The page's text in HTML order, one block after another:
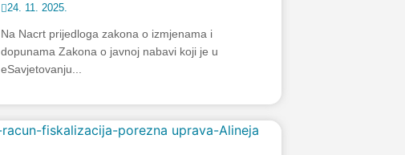
24. 11. 2025.
Na Nacrt prijedloga zakona o izmjenama i
dopunama Zakona o javnoj nabavi koji je u
eSavjetovanju...